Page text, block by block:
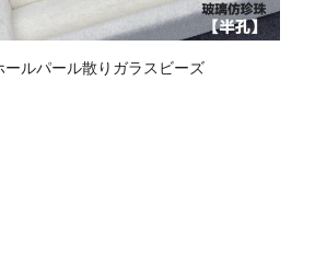
ールパール散りガラスビーズ